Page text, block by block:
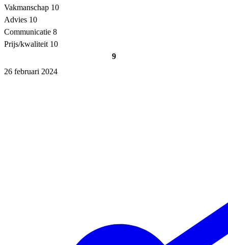
Vakmanschap 10
Advies 10
Communicatie 8
Prijs/kwaliteit 10
9
26 februari 2024